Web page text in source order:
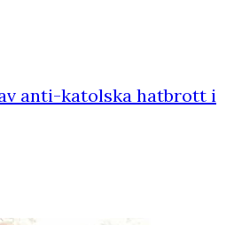
anti-katolska hatbrott i